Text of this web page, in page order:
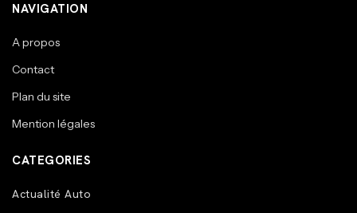
NAVIGATION
A propos
Contact
Plan du site
Mention légales
CATEGORIES
Actualité Auto